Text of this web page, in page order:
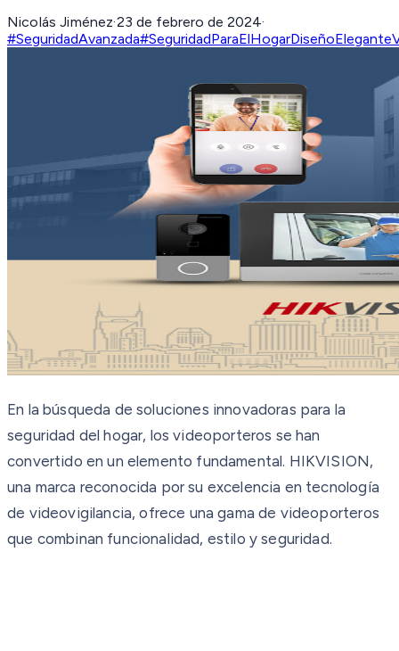
Nicolás Jiménez·23 de febrero de 2024·
#SeguridadAvanzada#SeguridadParaElHogarDiseñoElegante
En la búsqueda de soluciones innovadoras para la
seguridad del hogar, los videoporteros se han
convertido en un elemento fundamental. HIKVISION,
una marca reconocida por su excelencia en tecnología
de videovigilancia, ofrece una gama de videoporteros
que combinan funcionalidad, estilo y seguridad.